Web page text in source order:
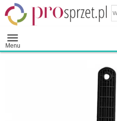
Menu